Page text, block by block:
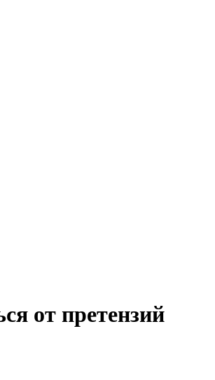
от претензий